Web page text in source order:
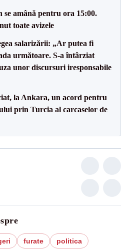
se amână pentru ora 15:00.
toate avizele
salarizării: „Ar putea fi
următoare. S-a întârziat
unor discursuri iresponsabile
la Ankara, un acord pentru
prin Turcia al carcaselor de
furate politica